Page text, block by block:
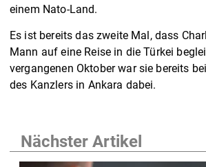
einem Nato-Land.
Es ist bereits das zweite Mal, dass
Mann auf eine Reise in die Türkei
vergangenen Oktober war sie bereits
des Kanzlers in Ankara dabei.
Nächster Artikel